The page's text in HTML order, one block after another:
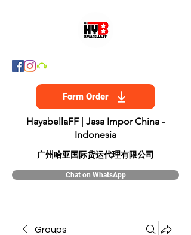
Form Order
HayabellaFF | Jasa Impor China -
Indonesia
​广州哈亚国际货运代理有限公司
Chat on WhatsApp
Groups